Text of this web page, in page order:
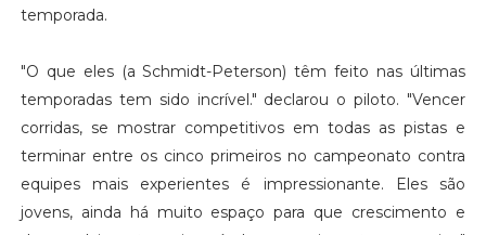
temporada.
"O que eles (a Schmidt-Peterson) têm feito nas últimas
temporadas tem sido incrível." declarou o piloto. "Vencer
corridas, se mostrar competitivos em todas as pistas e
terminar entre os cinco primeiros no campeonato contra
equipes mais experientes é impressionante. Eles são
jovens, ainda há muito espaço para que crescimento e